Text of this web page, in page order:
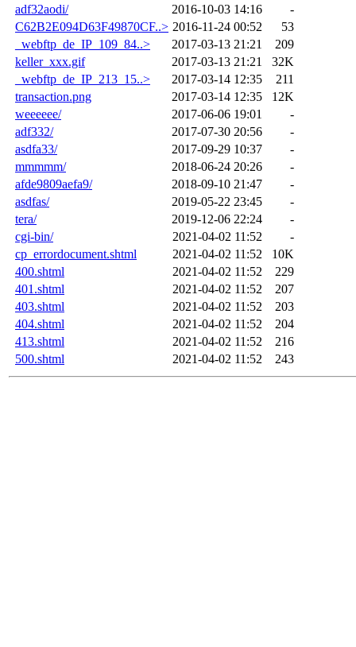
adf32aodi/
2016-10-03 14:16
-
C62B2E094D63F49870CF..> 2016-11-24 00:52
53
_webftp_de_IP_109_84..>
2017-03-13 21:21
209
keller_xxx.gif
2017-03-13 21:21
32K
_webftp_de_IP_213_15..>
2017-03-14 12:35
211
transaction.png
2017-03-14 12:35
12K
weeeeee/
2017-06-06 19:01
-
adf332/
2017-07-30 20:56
-
asdfa33/
2017-09-29 10:37
-
mmmmm/
2018-06-24 20:26
-
afde9809aefa9/
2018-09-10 21:47
-
asdfas/
2019-05-22 23:45
-
tera/
2019-12-06 22:24
-
cgi-bin/
2021-04-02 11:52
-
cp_errordocument.shtml
2021-04-02 11:52
10K
400.shtml
2021-04-02 11:52
229
401.shtml
2021-04-02 11:52
207
403.shtml
2021-04-02 11:52
203
404.shtml
2021-04-02 11:52
204
413.shtml
2021-04-02 11:52
216
500.shtml
2021-04-02 11:52 243